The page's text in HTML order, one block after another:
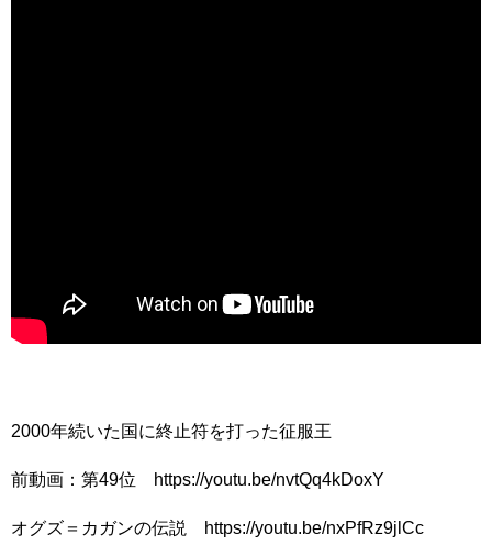
2000年続いた国に終止符を打った征服王
前動画：第49位 https://youtu.be/nvtQq4kDoxY
オグズ＝カガンの伝説 https://youtu.be/nxPfRz9jlCc